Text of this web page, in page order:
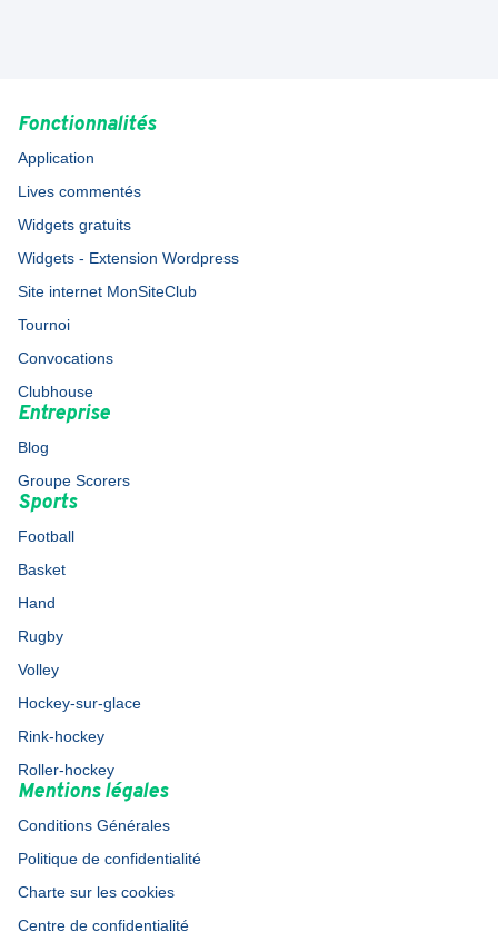
Fonctionnalités
Application
Lives commentés
Widgets gratuits
Widgets - Extension Wordpress
Site internet MonSiteClub
Tournoi
Convocations
Clubhouse
Entreprise
Blog
Groupe Scorers
Sports
Football
Basket
Hand
Rugby
Volley
Hockey-sur-glace
Rink-hockey
Roller-hockey
Mentions légales
Conditions Générales
Politique de confidentialité
Charte sur les cookies
Centre de confidentialité